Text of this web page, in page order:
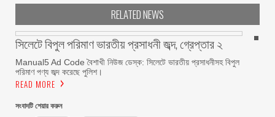
RELATED NEWS
সিলেটে বিপুল পরিমাণ ভারতীয় প্রসাধনী জব্দ, গ্রেপ্তার ২
Manual5 Ad Code বৈশাখী নিউজ ডেস্ক: সিলেটে ভারতীয় প্রসাধনীসহ বিপুল
পরিমাণ পণ্য জব্দ করেছে পুলিশ।
READ MORE
সংবাদটি শেয়ার করুন